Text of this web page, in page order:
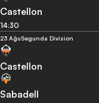
Castellon
14:30
23 AğuSegunda Division
Castellon
Sabadell